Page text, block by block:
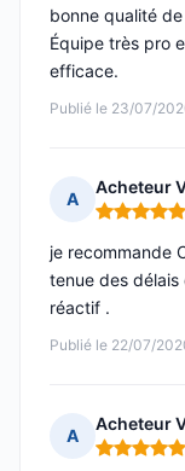
Publié le 23/07/
bonne qualité
Équipe très pro
efficace.
A
Acheteur
Note : 5
Publié le 22/07/
je recommande
tenue des
réactif .
A
Acheteur
Note : 5